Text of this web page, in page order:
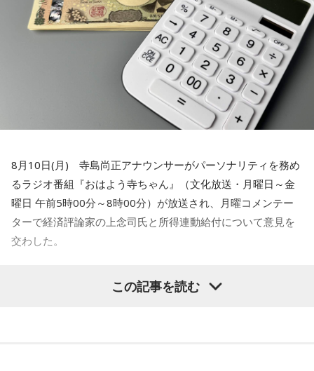
8月10日(月) 寺島尚正アナウンサーがパーソナリティを務め
るラジオ番組『おはよう寺ちゃん』（文化放送・月曜日～金
曜日 午前5時00分～8時00分）が放送され、月曜コメンテー
ターで経済評論家の上念司氏と所得連動給付について意見を
交わした。
この間の為替介入で儲かったお金でも使った
この記事を読む